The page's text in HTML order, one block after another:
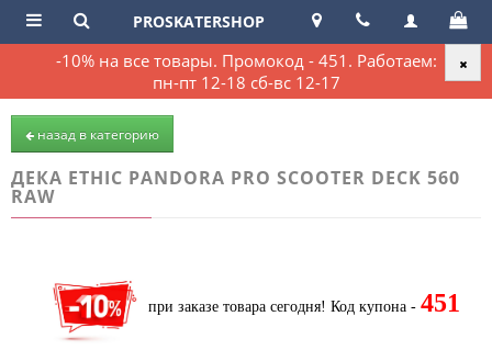
-10% на все товары. Промокод - 451. Работаем:
пн-пт 12-18 сб-вс 12-17
PROSKATERSHOP
назад в категорию
ДЕКА ETHIC PANDORA PRO SCOOTER DECK 560
RAW
при заказе товара сегодня! Код купона - 451